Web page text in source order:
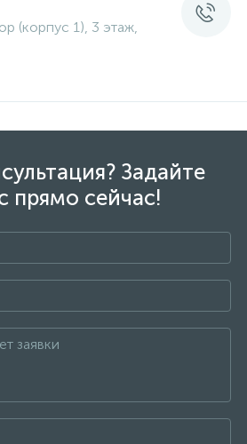
(корпус 1), 3 этаж,
Задайте
прямо сейчас!